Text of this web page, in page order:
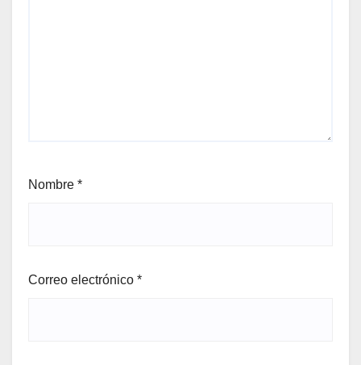
Nombre *
Correo electrónico *